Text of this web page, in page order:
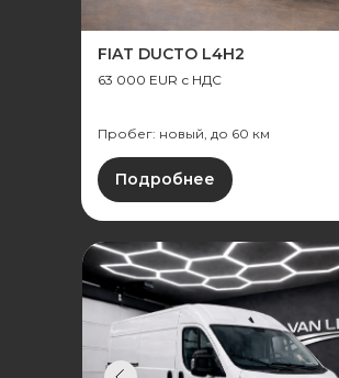
FIAT DUCTO L4H2
63 000 EUR с НДС
Пробег: новый, до 60 км
Подробнее